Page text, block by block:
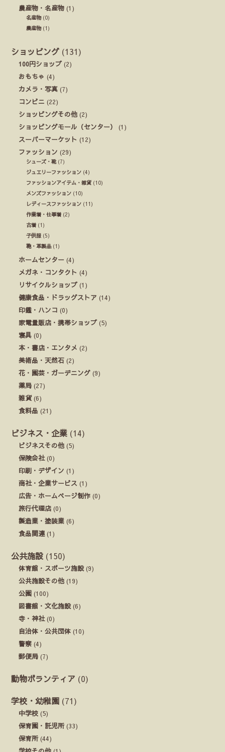
農産物・名産物 (1)
名産物(0)
農産物(1)
ショッピング (131)
100円ショップ (2)
おもちゃ (4)
カメラ・写真 (7)
コンビニ (22)
ショッピングその他 (2)
ショッピングモール（センター）
(1)
スーパーマーケット (12)
ファッション (29)
シューズ・靴(7)
ジュエリーファッション (4)
ファッションアイテム・雑貨 (10)
メンズファッション (10)
レディースファッション (11)
作業着・仕事着 (2)
古着 (1)
子供服 (5)
鞄・革製品 (1)
ホームセンター (4)
メガネ・コンタクト (4)
リサイクルショップ (1)
健康食品・ドラッグストア (14)
印鑑・ハンコ (0)
家電量販店・携帯ショップ (5)
寝具 (0)
本・書店・エンタメ (2)
美術品・天然石 (2)
花・園芸・ガーデニング (9)
薬局 (27)
雑貨(6)
食料品 (21)
ビジネス・企業 (14)
ビジネスその他 (5)
保険会社(0)
印刷・デザイン (1)
商社・企業サービス (1)
広告・ホームページ制作 (0)
旅行代理店 (0)
製造業・塗装業 (6)
食品関連 (1)
公共施設 (150)
体育館・スポーツ施設(9)
公共施設その他 (19)
公園 (100)
図書館・文化施設(6)
寺・神社(0)
自治体・公共団体 (10)
警察 (4)
郵便局 (7)
動物ボランティア (0)
学校・幼稚園 (71)
中学校 (5)
保育園・託児所(33)
保育所(44)